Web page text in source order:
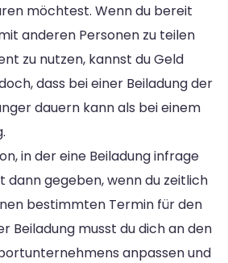
möchtest. Wenn du bereit
anderen Personen zu teilen
zu nutzen, kannst du Geld
dass bei einer Beiladung der
dauern kann als bei einem
in der eine Beiladung infrage
dann gegeben, wenn du zeitlich
bestimmten Termin für den
Beiladung musst du dich an den
anpassen und